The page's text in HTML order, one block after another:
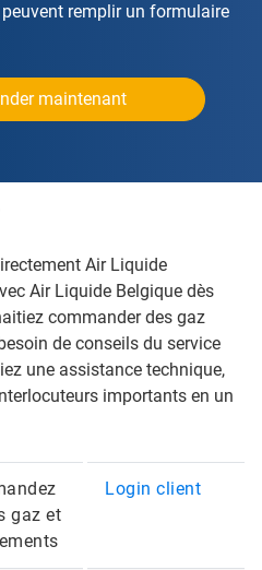
remplir un formulaire
maintenant
Air Liquide
Air Liquide Belgique dès
commander des gaz
de conseils du service
une assistance technique,
importants en un
gaz et
Login client